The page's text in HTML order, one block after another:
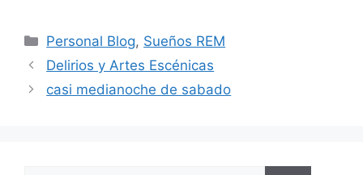
Categorías
Personal Blog, Sueños REM
Delirios y Artes Escénicas
casi medianoche de sabado